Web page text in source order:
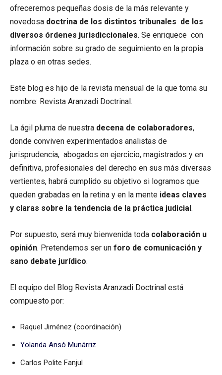
ofreceremos pequeñas dosis de la más relevante y
novedosa doctrina de los distintos tribunales de los
diversos órdenes jurisdiccionales. Se enriquece con
información sobre su grado de seguimiento en la propia
plaza o en otras sedes.
Este blog es hijo de la revista mensual de la que toma su
nombre: Revista Aranzadi Doctrinal.
La ágil pluma de nuestra decena de colaboradores,
donde conviven experimentados analistas de
jurisprudencia, abogados en ejercicio, magistrados y en
definitiva, profesionales del derecho en sus más diversas
vertientes, habrá cumplido su objetivo si logramos que
queden grabadas en la retina y en la mente ideas claves
y claras sobre la tendencia de la práctica judicial.
Por supuesto, será muy bienvenida toda colaboración u
opinión. Pretendemos ser un foro de comunicación y
sano debate jurídico.
El equipo del Blog Revista Aranzadi Doctrinal está
compuesto por:
Raquel Jiménez (coordinación)
Yolanda Ansó Munárriz
Carlos Polite Fanjul